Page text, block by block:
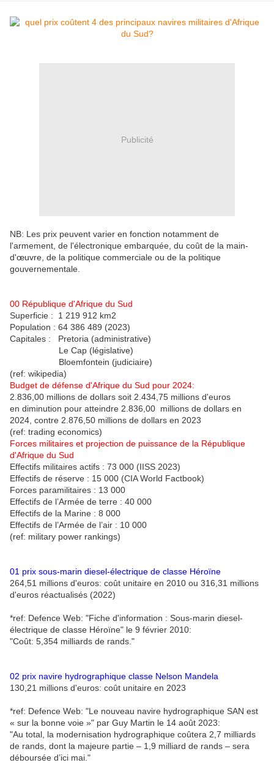
Publicité
NB: Les prix peuvent varier en fonction notamment de
l'armement, de l'électronique embarquée, du coût de la main-
d'œuvre, de la politique commerciale ou de la politique
gouvernementale.
00 République d'Afrique du Sud
Superficie : 1 219 912 km2
Population : 64 386 489 (2023)
Capitales : Pretoria (administrative)
Le Cap (législative)
Bloemfontein (judiciaire)
(ref: wikipedia)
Budget de défense d'Afrique du Sud pour 2024:
2.836,00 millions de dollars soit 2.434,75 millions d'euros
en diminution pour atteindre 2.836,00 millions de dollars en
2024, contre 2.876,50 millions de dollars en 2023
(ref: trading economics)
Forces militaires et projection de puissance de la République
d'Afrique du Sud
Effectifs militaires actifs : 73 000 (IISS 2023)
Effectifs de réserve : 15 000 (CIA World Factbook)
Forces paramilitaires : 13 000
Effectifs de l’Armée de terre : 40 000
Effectifs de la Marine : 8 000
Effectifs de l’Armée de l’air : 10 000
(ref: military power rankings)
01 prix sous-marin diesel-électrique de classe Héroïne
264,51 millions d'euros: coût unitaire en 2010 ou 316,31 millions
d'euros réactualisés (2022)
*ref: Defence Web: "Fiche d'information : Sous-marin diesel-
électrique de classe Héroïne" le 9 février 2010:
"Coût: 5,354 milliards de rands."
02 prix navire hydrographique classe Nelson Mandela
130,21 millions d'euros: coût unitaire en 2023
*ref: Defence Web: "Le nouveau navire hydrographique SAN est
« sur la bonne voie »" par Guy Martin le 14 août 2023:
"Au total, la modernisation hydrographique coûtera 2,7 milliards
de rands, dont la majeure partie – 1,9 milliard de rands – sera
déboursée d’ici mai."